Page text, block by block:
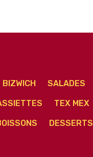
BIZWICH SALADES
TEX MEX
DESSERTS